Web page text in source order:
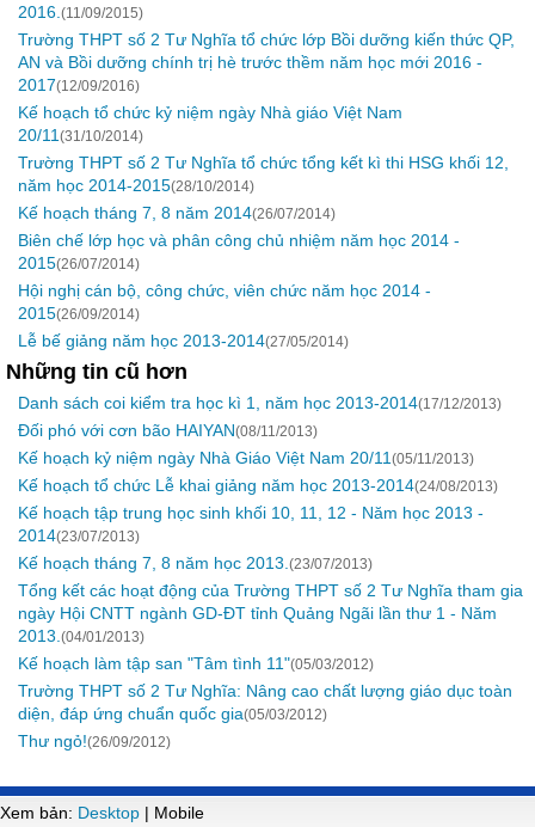
2016. (11/09/2015)
Trường THPT số 2 Tư Nghĩa tổ chức lớp Bồi dưỡng kiến thức QP,
AN và Bồi dưỡng chính trị hè trước thềm năm học mới 2016 -
2017(12/09/2016)
Kế hoạch tổ chức kỷ niệm ngày Nhà giáo Việt Nam
20/11 (31/10/2014)
Trường THPT số 2 Tư Nghĩa tổ chức tổng kết kì thi HSG khối 12,
năm học 2014-2015(28/10/2014)
Kế hoạch tháng 7, 8 năm 2014(26/07/2014)
Biên chế lớp học và phân công chủ nhiệm năm học 2014 -
2015(26/07/2014)
Hội nghị cán bộ, công chức, viên chức năm học 2014 -
2015(26/09/2014)
Lễ bế giảng năm học 2013-2014(27/05/2014)
Những tin cũ hơn
Danh sách coi kiểm tra học kì 1, năm học 2013-2014(17/12/2013)
Đối phó với cơn bão HAIYAN(08/11/2013)
Kế hoạch kỷ niệm ngày Nhà Giáo Việt Nam 20/11 (05/11/2013)
Kế hoạch tổ chức Lễ khai giảng năm học 2013-2014(24/08/2013)
Kế hoạch tập trung học sinh khối 10, 11, 12 - Năm học 2013 -
2014(23/07/2013)
Kế hoạch tháng 7, 8 năm học 2013. (23/07/2013)
Tổng kết các hoạt động của Trường THPT số 2 Tư Nghĩa tham gia
ngày Hội CNTT ngành GD-ĐT tỉnh Quảng Ngãi lần thư 1 - Năm
2013. (04/01/2013)
Kế hoạch làm tập san "Tâm tình 11"(05/03/2012)
Trường THPT số 2 Tư Nghĩa: Nâng cao chất lượng giáo dục toàn
diện, đáp ứng chuẩn quốc gia(05/03/2012)
Thư ngỏ!(26/09/2012)
Xem bản: Desktop | Mobile